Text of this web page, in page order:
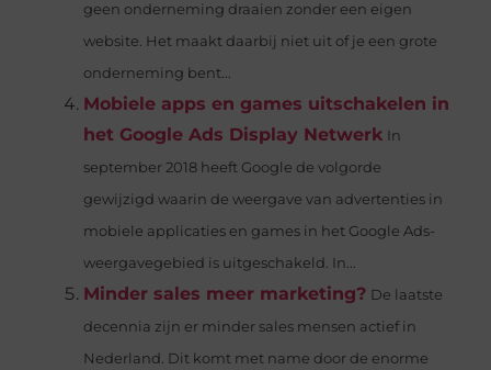
geen onderneming draaien zonder een eigen
website. Het maakt daarbij niet uit of je een grote
onderneming bent...
Mobiele apps en games uitschakelen in
het Google Ads Display Netwerk In
september 2018 heeft Google de volgorde
gewijzigd waarin de weergave van advertenties in
mobiele applicaties en games in het Google Ads-
weergavegebied is uitgeschakeld. In...
Minder sales meer marketing? De laatste
decennia zijn er minder sales mensen actief in
Nederland. Dit komt met name door de enorme